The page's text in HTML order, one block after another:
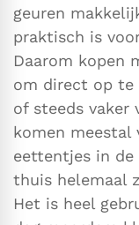
geuren
praktisch is
Daarom kopen
om direct op te
of steeds vaker
komen meestal
eettentjes in
thuis helemaal
Het is heel